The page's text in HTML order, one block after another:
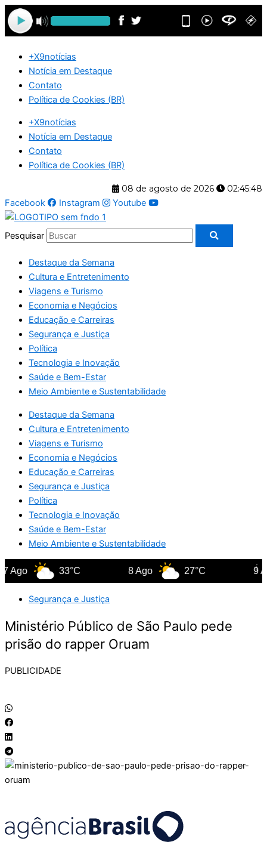
Ir
para
o
+X9notícias
Notícia em Destaque
Contato
Política de Cookies (BR)
+X9notícias
Notícia em Destaque
Contato
Política de Cookies (BR)
08 de agosto de 2026
02:45:48
Facebook
Instagram Youtube
Pesquisar
Destaque da Semana
Cultura e Entretenimento
Viagens e Turismo
Economia e Negócios
Educação e Carreiras
Segurança e Justiça
Política
Tecnologia e Inovação
Saúde e Bem-Estar
Meio Ambiente e Sustentabilidade
Destaque da Semana
Cultura e Entretenimento
Viagens e Turismo
Economia e Negócios
Educação e Carreiras
Segurança e Justiça
Política
Tecnologia e Inovação
Saúde e Bem-Estar
Meio Ambiente e Sustentabilidade
33°C 8 Ago 27°C 9 Ago
Segurança e Justiça
Ministério Público de São Paulo pede
prisão do rapper Oruam
PUBLICIDADE